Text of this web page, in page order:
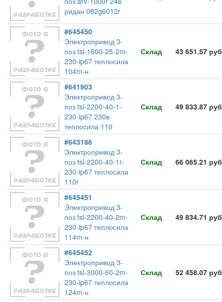
ридан 082g6012r
#645450
Электропривод 3-
поз tsl-1600-25-2m-
230-ip67 теплосила
104m-н
Склад 43 651.57 руб
#641903
Электропривод 3-
поз tsl-2200-40-1-
230-ip67 230в
теплосила 110
Склад 49 833.87 руб
#643186
Электропривод 3-
поз tsl-2200-40-1r-
230-ip67 теплосила
110r
Склад 66 065.21 руб
#645451
Электропривод 3-
поз tsl-2200-40-2m-
230-ip67 теплосила
114m-н
Склад 49 834.71 руб
#645452
Электропривод 3-
поз tsl-3000-60-2m-
230-ip67 теплосила
124m-н
Склад 52 458.07 руб